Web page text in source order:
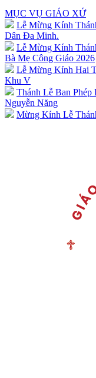
MỤC VỤ GIÁO XỨ
Lễ Mừng Kính
Dân Đa Minh.
Lễ Mừng Kính
Bà Mẹ Công Giáo 2026
Lễ Mừng Kính Hai
Khu V
Thánh Lễ Ban
Nguyễn Năng
Mừng Kính Lễ